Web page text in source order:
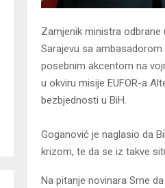
Zamjenik ministra odbrane
Sarajevu sa
posebnim akcentom na
u okviru misije EUFOR-a
bezbjednosti u BiH.
Goganović je naglasio da
krizom, te da se iz takve
Na pitanje novinara Srne